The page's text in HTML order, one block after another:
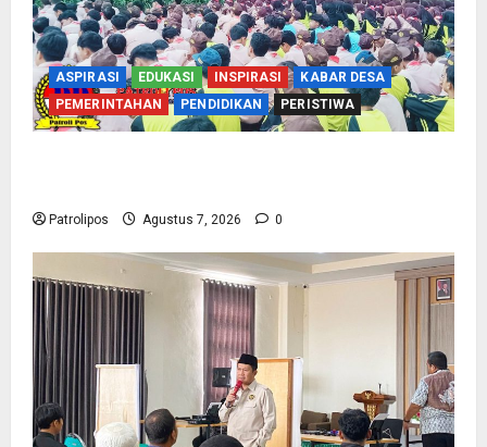
ASPIRASI EDUKASI INSPIRASI
KABAR DESA
PEMERINTAHAN
PENDIDIKAN PERISTIWA
Patrolipos Agustus 7, 2026 0